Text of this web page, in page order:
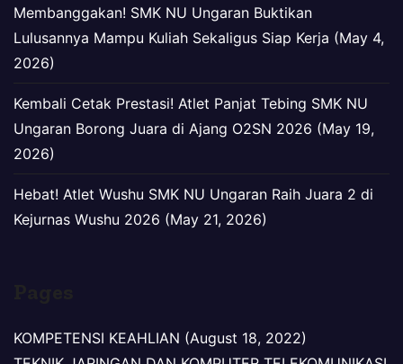
Membanggakan! SMK NU Ungaran Buktikan
Lulusannya Mampu Kuliah Sekaligus Siap Kerja (May 4,
2026)
Kembali Cetak Prestasi! Atlet Panjat Tebing SMK NU
Ungaran Borong Juara di Ajang O2SN 2026 (May 19,
2026)
Hebat! Atlet Wushu SMK NU Ungaran Raih Juara 2 di
Kejurnas Wushu 2026 (May 21, 2026)
KOMPETENSI KEAHLIAN (August 18, 2022)